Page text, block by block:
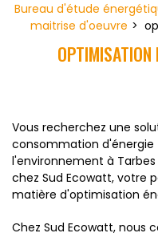
Bureau d'étude
maitrise d'oeuvre
OPTIMISATION
Vous recherchez une
consommation
l'environnement à Tarbes
chez Sud Ecowatt, votre
matière d'optimisation
Chez Sud Ecowatt, nous